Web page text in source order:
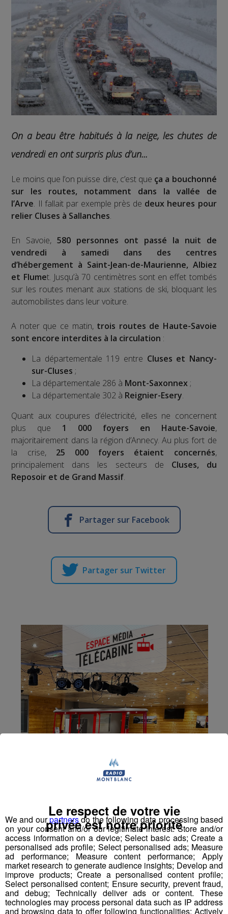
On a beau être habitués à la neige, les chutes de
vendredi en ont surpris plus d’un...
Le moins que l’on puisse dire, c’est que ça a bouchonné
sur les routes, notamment dans la vallée de
l’Arve. Il fallait par exemple près de deux heures pour
relier Cluses à Sallanches.
En Savoie,580 personnes ont passé la nuit de
vendredi à samedi dans des centres
d’hébergement à Saint-Jean-de-Maurienne, Albiez
et Flumet. Jusqu’à 70 centimètres sont en effet tombés
sur les routes menant aux stations de ski, bloquant les
automobilistes dans leur voiture.
A noter que ce matin, trois routes de Haute-Savoie
sont encore interdites à la circulation :
La départementale 119 entre Cluses et Nancy-
sur-Cluses ;
La départementale 286 à Mont-Saxonnex ;
La départementale 302 à Reignier-Esery.
Quant aux coupures d’électricité, elles ne concernent
plus que 1 000 foyers en Haute-Savoie,
majoritairement dans la région d’Annecy. Au plus fort de
la crise, 25 000 foyers étaient concernés,
principalement dans les secteurs de Cluses, du
Reposoir et de Grand Massif.
Partager sur Facebook
Partager sur Twitter
We and ourpartnersdo the following data processing based
on your consent and/or our legitimate interest: Store and/or
access information on a device; Select basic ads; Create a
personalised ads profile; Select personalised ads; Measure
ad performance; Measure content performance; Apply
market research to generate audience insights; Develop and
improve products; Create a personalised content profile;
Select personalised content; Ensure security, prevent fraud,
and debug; Technically deliver ads or content. These
technologies may process personal data such as IP address
and browsing data to offer following functionalities: Actively
Le respect de votre vie
privée est notre priorité